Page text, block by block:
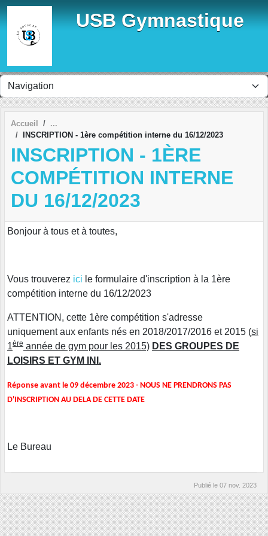
USB Gymnastique
Accueil
INSCRIPTION - 1ère compétition interne du 16/12/2023
INSCRIPTION - 1ÈRE
COMPÉTITION INTERNE
DU 16/12/2023
Bonjour à tous et à toutes,
Vous trouverez ici le formulaire d'inscription à la 1ère
compétition interne du 16/12/2023
ATTENTION, cette 1ère compétition s'adresse
uniquement aux enfants nés en 2018/2017/2016 et 2015 (si
1ère année de gym pour les 2015) DES GROUPES DE
LOISIRS ET GYM INI.
Réponse avant le 09 décembre 2023 - NOUS NE PRENDRONS PAS
D'INSCRIPTION AU DELA DE CETTE DATE
Le Bureau
Publié le 07 nov. 2023
Panneau de gestion des cookies